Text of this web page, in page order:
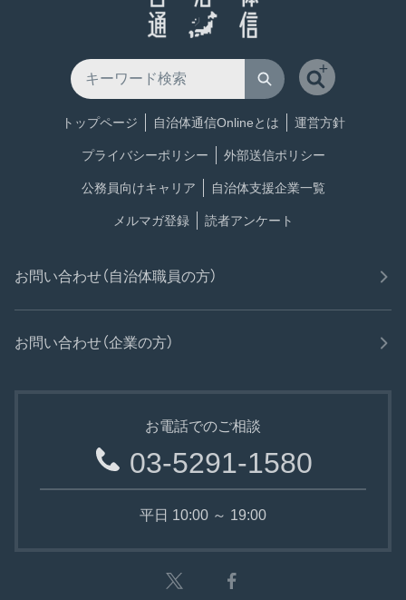
トップページ 自治体通信Onlineとは 運営方針
プライバシーポリシー 外部送信ポリシー
公務員向けキャリア 自治体支援企業一覧
メルマガ登録 読者アンケート
お問い合わせ（自治体職員の方）
お問い合わせ（企業の方）
お電話でのご相談
03-5291-1580
平日 10:00 ～ 19:00